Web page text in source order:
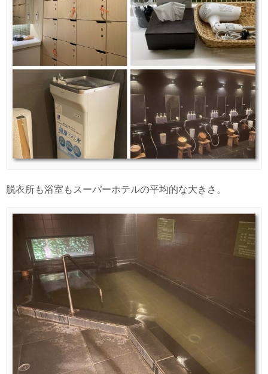
脱衣所も浴室もスーパーホテルの平均的な大きさ。